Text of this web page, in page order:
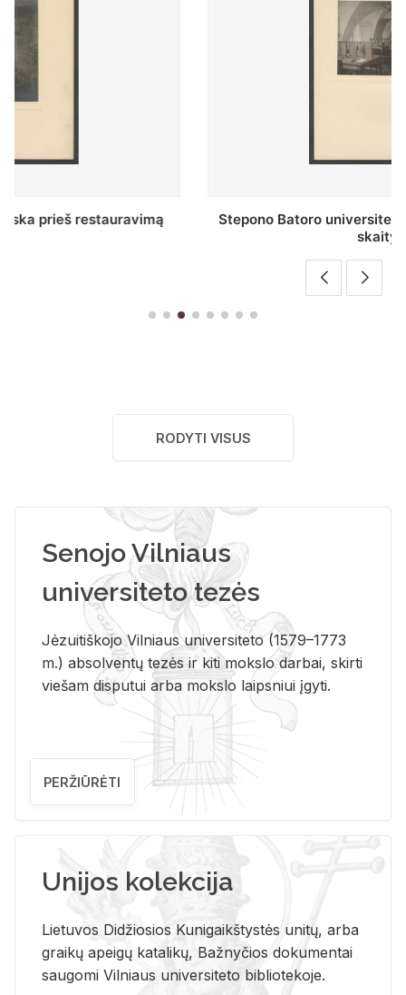
Stepono Batoro universiteto bibliotekos Profesorių
RODYTI VISUS
Senojo Vilniaus
universiteto tezės
Jėzuitiškojo Vilniaus universiteto (1579–1773
m.) absolventų tezės ir kiti mokslo darbai, skirti
viešam disputui arba mokslo laipsniui įgyti.
PERŽIŪRĖTI
Unijos kolekcija
Lietuvos Didžiosios Kunigaikštystės unitų, arba
graikų apeigų katalikų, Bažnyčios dokumentai
saugomi Vilniaus universiteto bibliotekoje.